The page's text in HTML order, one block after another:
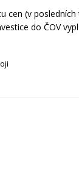
cen (v
do ČOV